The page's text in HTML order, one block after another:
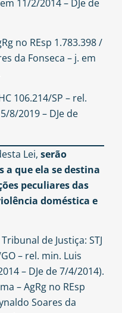
11/2/2014 – DJe de
no REsp 1.783.398 /
da Fonseca – j. em
106.214/SP – rel.
8/2019 – DJe de
Lei, serão
a que ela se destina
peculiares das
doméstica e
de Justiça: STJ
– rel. min. Luis
– DJe de 7/4/2014).
– AgRg no REsp
Soares da